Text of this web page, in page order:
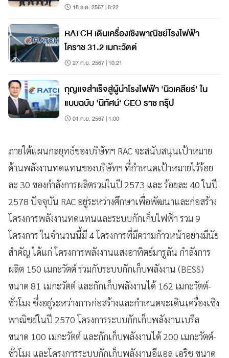
18 ธ.ค. 2567 | 8:22
RATCH เดินเครื่องเชิงพาณิชย์โรงไฟฟ้า
โคราช 31.2 เมกะวัตต์
27 ก.ย. 2567 | 10:21
กุญแจสำเร็จสู่ผู้นำโรงไฟฟ้า 'นิวเคลียร์' ใน
แบบฉบับ 'นิทัศน์‘ CEO ราช กรุ๊ป
01 ก.ย. 2567 | 1:00
ภายใต้แผนกลยุทธ์ของบริษัทฯ RAC จะสนับสนุนเป้าหมาย
ด้านพลังงานทดแทนของบริษัทฯ ที่กำหนดเป้าหมายไว้ร้อย
ละ 30 ของกำลังการผลิตรวมในปี 2573 และ ร้อยละ 40 ในปี
2578 ปัจจุบัน RAC อยู่ระหว่างศึกษาเพื่อพัฒนาและก่อสร้าง
โครงการพลังงานทดแทนและระบบกักเก็บไฟฟ้า รวม 9
โครงการ ในจำนวนนี้มี 4 โครงการที่มีความก้าวหน้าอย่างมีนัย
สำคัญ ได้แก่ โครงการพลังงานแสงอาทิตย์มารูลัน กำลังการ
ผลิต 150 เมกะวัตต์ ร่วมกับระบบกักเก็บพลังงาน (BESS)
ขนาด 81 เมกะวัตต์ และกักเก็บพลังงานได้ 162 เมกะวัตต์-
ชั่วโมง ซึ่งอยู่ระหว่างการก่อสร้างและกำหนดจะเดินเครื่องเชิง
พาณิชย์ในปี 2570 โครงการระบบกักเก็บพลังงานเบรีล
ขนาด 100 เมกะวัตต์ และกักเก็บพลังงานได้ 200 เมกะวัตต์-
ชั่วโมง และโครงการระบบกักเก็บพลังงานอีแอล เอริช ขนาด